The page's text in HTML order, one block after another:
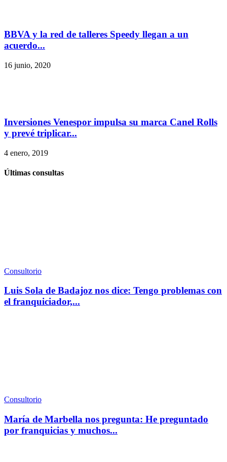
BBVA y la red de talleres Speedy llegan a un
acuerdo...
16 junio, 2020
Inversiones Venespor impulsa su marca Canel Rolls
y prevé triplicar...
4 enero, 2019
Últimas consultas
Consultorio
Luis Sola de Badajoz nos dice: Tengo problemas con
el franquiciador,...
Consultorio
María de Marbella nos pregunta: He preguntado
por franquicias y muchos...